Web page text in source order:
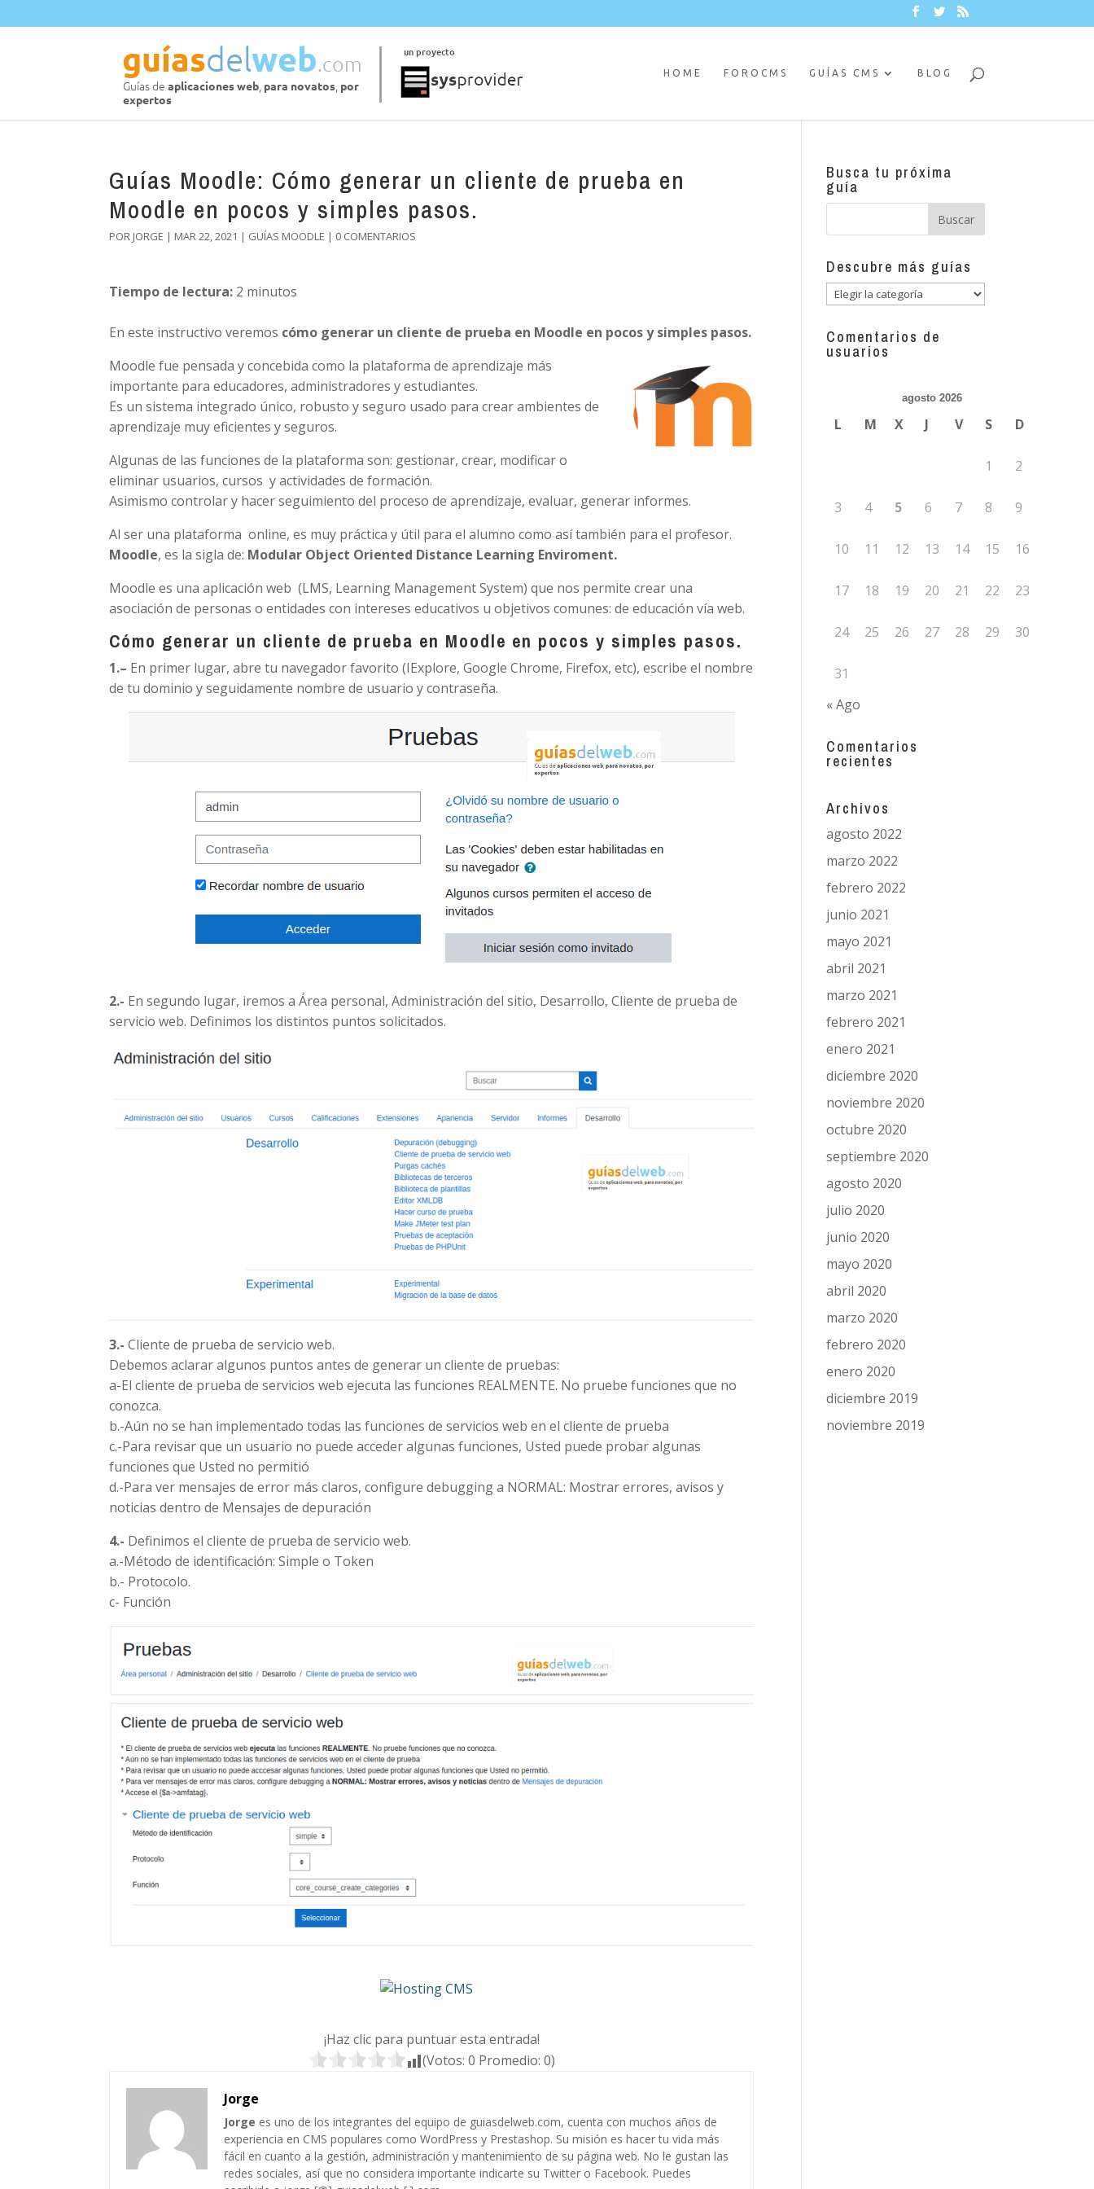
HOME FOROCMS GUÍAS CMS BLOG
Guías Moodle: Cómo generar un cliente de prueba en
Moodle en pocos y simples pasos.
POR JORGE | MAR 22, 2021 | GUÍAS MOODLE | 0 COMENTARIOS
Tiempo de lectura: 2 minutos
En este instructivo veremos cómo generar un cliente de prueba en Moodle en pocos y simples pasos.
Moodle fue pensada y concebida como la plataforma de aprendizaje más
importante para educadores, administradores y estudiantes.
Es un sistema integrado único, robusto y seguro usado para crear ambientes de
aprendizaje muy eficientes y seguros.
Algunas de las funciones de la plataforma son: gestionar, crear, modificar o
eliminar usuarios, cursos y actividades de formación.
Asimismo controlar y hacer seguimiento del proceso de aprendizaje, evaluar, generar informes.
Al ser una plataforma online, es muy práctica y útil para el alumno como así también para el profesor.
Moodle, es la sigla de: Modular Object Oriented Distance Learning Enviroment.
Moodle es una aplicación web (LMS, Learning Management System) que nos permite crear una
asociación de personas o entidades con intereses educativos u objetivos comunes: de educación vía web.
Cómo generar un cliente de prueba en Moodle en pocos y simples pasos.
1.– En primer lugar, abre tu navegador favorito (IExplore, Google Chrome, Firefox, etc), escribe el nombre
de tu dominio y seguidamente nombre de usuario y contraseña.
2.- En segundo lugar, iremos a Área personal, Administración del sitio, Desarrollo, Cliente de prueba de
servicio web. Definimos los distintos puntos solicitados.
3.-Cliente de prueba de servicio web.
Debemos aclarar algunos puntos antes de generar un cliente de pruebas:
a-El cliente de prueba de servicios web ejecuta las funciones REALMENTE. No pruebe funciones que no
conozca.
b.-Aún no se han implementado todas las funciones de servicios web en el cliente de prueba
c.-Para revisar que un usuario no puede acceder algunas funciones, Usted puede probar algunas
funciones que Usted no permitió
d.-Para ver mensajes de error más claros, configure debugging a NORMAL: Mostrar errores, avisos y
noticias dentro de Mensajes de depuración
4.- Definimos el cliente de prueba de servicio web.
a.-Método de identificación: Simple o Token
b.- Protocolo.
c- Función
¡Haz clic para puntuar esta entrada!
(Votos: 0 Promedio: 0)
Jorge
Jorge es uno de los integrantes del equipo de guiasdelweb.com, cuenta con muchos años de
experiencia en CMS populares como WordPress y Prestashop. Su misión es hacer tu vida más
fácil en cuanto a la gestión, administración y mantenimiento de su página web. No le gustan las
redes sociales, así que no considera importante indicarte su Twitter o Facebook. Puedes
Busca tu próxima
guía
Descubre más guías
Descubre
guías
Comentarios de
usuarios
agosto 2026
L M X J V S D
1 2
3 4 5 6 7 8 9
10 11 12 13 14 15 16
17 18 19 20 21 22 23
24 25 26 27 28 29 30
31
« Ago
Comentarios
recientes
Archivos
agosto 2022
marzo 2022
febrero 2022
junio 2021
mayo 2021
abril 2021
marzo 2021
febrero 2021
enero 2021
diciembre 2020
noviembre 2020
octubre 2020
septiembre 2020
agosto 2020
julio 2020
junio 2020
mayo 2020
abril 2020
marzo 2020
febrero 2020
enero 2020
diciembre 2019
noviembre 2019